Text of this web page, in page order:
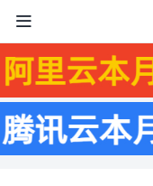
